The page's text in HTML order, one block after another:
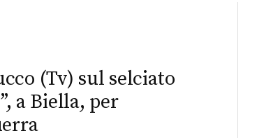
(Tv) sul selciato
a Biella, per